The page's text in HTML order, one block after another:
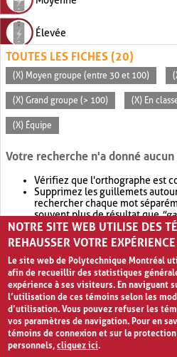
Élevée
TOUTES LES FICHES (20)
(X) Moyen groupe (entre 30 et 100)
(X) Grand groupe (> 100) (X) En
(X) Équipe
Votre recherche n'a donné
Vérifiez que l'orthographe est
Supprimez les guillemets
rechercher chaque mot
souvent plus de résultat que
Envisagez d'élargir votre
retournera souvent plus de
NOTRE SITE WEB UTILISE DES
REHAUSSER VOTRE
Le site web de Polytechnique Montréal
afin de recueillir des statistiques
expérience à ses visiteurs. En naviguant
l’utilisation de ces témoins selon les
d’utilisation. Vous pouvez refuser les
vos paramètres de navigation. Pour en
témoins de connexion et sur la
personnels,cliquez ici.